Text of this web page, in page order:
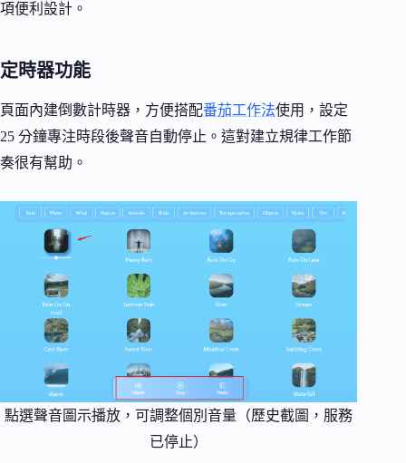
項便利設計。
定時器功能
頁面內建倒數計時器，方便搭配番茄工作法使用，設定
25 分鐘專注時段後聲音自動停止。這對建立規律工作節
奏很有幫助。
點選聲音圖示播放，可調整個別音量（歷史截圖，服務
已停止）